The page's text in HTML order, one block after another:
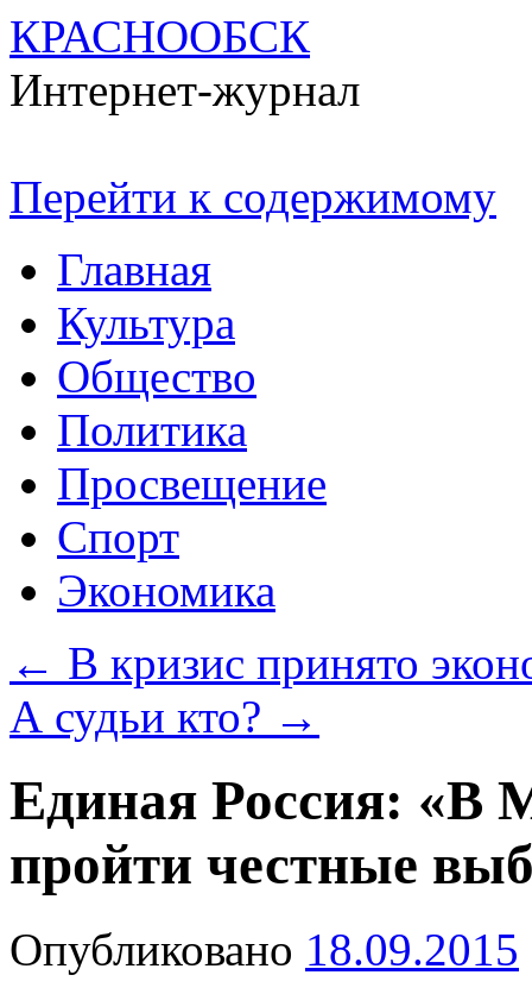
КРАСНООБСК
Интернет-журнал
Перейти к содержимому
Главная
Культура
Общество
Политика
Просвещение
Спорт
Экономика
← В кризис принято
А судьи кто? →
Единая Россия: «В
пройти честные
Опубликовано 18.09.2015